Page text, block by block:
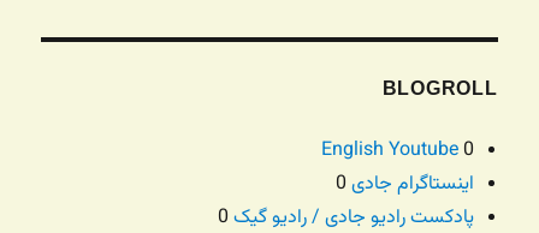
BLOGROLL
English Youtube0
اینستاگرام جادی
پادکست رادیو جادی / رادیو گیک